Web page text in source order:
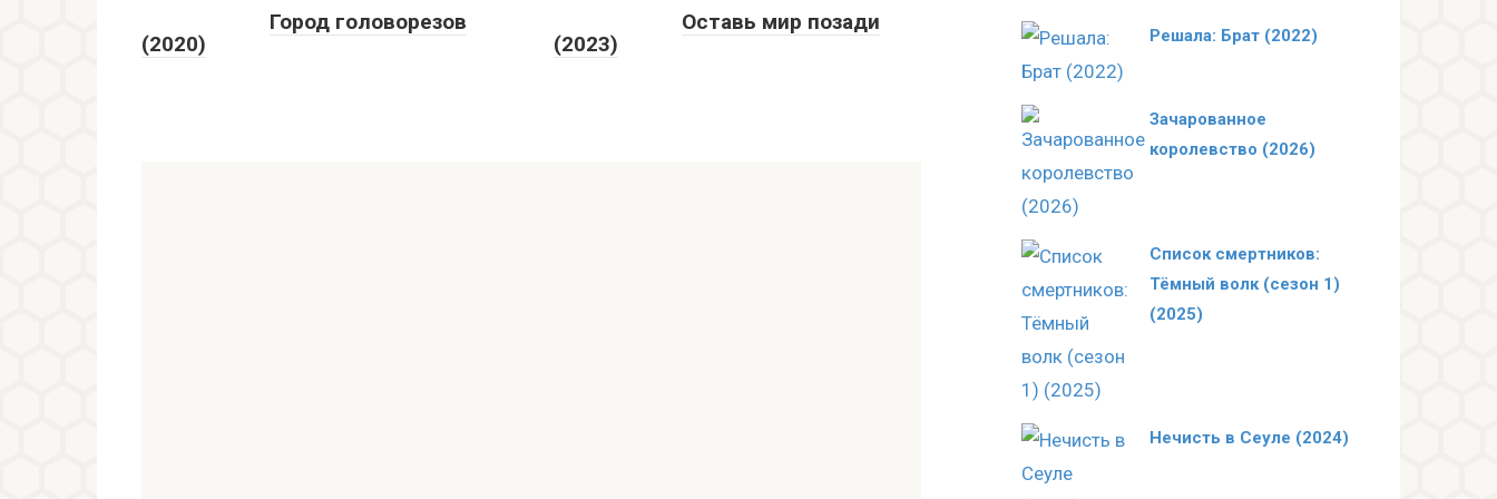
Город головорезов
(2020)
Оставь мир позади
(2023)
Решала: Брат (2022)
Зачарованное
королевство (2026)
Список смертников:
Тёмный волк (сезон 1)
(2025)
Нечисть в Сеуле (2024)